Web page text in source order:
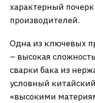
характерный
производителей.
Одна из ключевых
– высокая
сварки бака из
условный
«высокими